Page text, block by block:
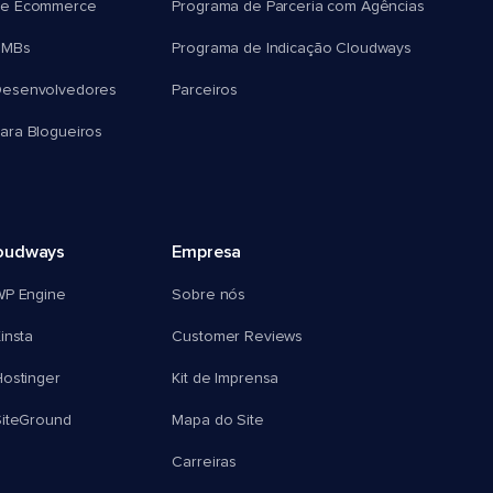
Ecommerce
Blogueiros
Programa de Parceria com Agências
Programa de Indicação Cloudways
Parceiros
Engine
Empresa
Sobre nós
Customer Reviews
Kit de Imprensa
Mapa do Site
Carreiras